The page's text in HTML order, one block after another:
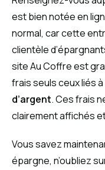
est bien notée en
normal, car cette
clientèle
site Au Coffre est
frais seuls ceux liés
d’argent. Ces frais
clairement affichés
Vous savez
épargne, n’oubliez